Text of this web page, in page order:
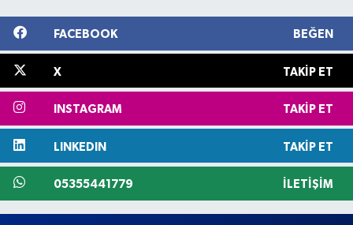
FACEBOOK BEĞEN
X TAKIP ET
INSTAGRAM TAKIP ET
LINKEDIN TAKIP ET
05355441779 İLETIŞIM